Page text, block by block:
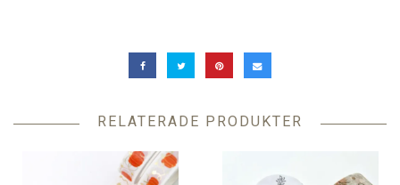
RELATERADE PRODUKTER